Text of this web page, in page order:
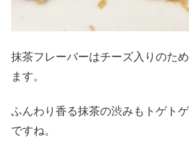
抹茶フレーバーはチーズ入りのた
ます。
ふんわり香る抹茶の渋みもトゲト
ですね。